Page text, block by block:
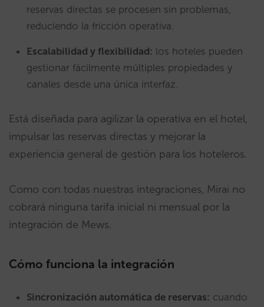
reservas directas se procesen sin problemas,
reduciendo la fricción operativa.
Escalabilidad y flexibilidad: los hoteles pueden
gestionar fácilmente múltiples propiedades y
canales desde una única interfaz.
Está diseñada para agilizar la operativa en el hotel,
impulsar las reservas directas y mejorar la
experiencia general de gestión para los hoteleros.
Como con todas nuestras integraciones, Mirai no
cobrará ninguna tarifa inicial ni mensual por la
integración de Mews.
Cómo funciona la integración
Sincronización automática de reservas: cuando